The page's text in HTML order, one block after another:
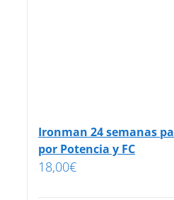
Ironman 24 semanas
por Potencia y FC
18,00€